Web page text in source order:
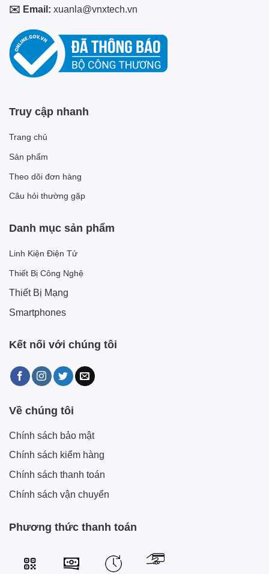
✉️ Email: xuanla@vnxtech.vn
Truy cập nhanh
Trang chủ
Sản phẩm
Theo dõi đơn hàng
Câu hỏi thường gặp
Danh mục sản phẩm
Linh Kiện Điện Tử
Thiết Bị Công Nghệ
Thiết Bị Mạng
Smartphones
Kết nối với chúng tôi
Về chúng tôi
Chính sách bảo mật
Chính sách kiểm hàng
Chính sách thanh toán
Chính sách vận chuyển
Phương thức thanh toán